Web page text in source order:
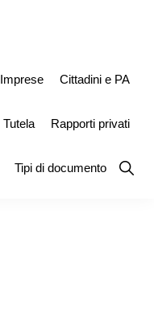
Imprese Cittadini e PA
Tutela Rapporti privati
Tipi di documento
Show